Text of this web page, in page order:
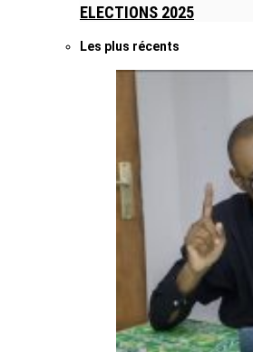
ELECTIONS 2025
Les plus récents